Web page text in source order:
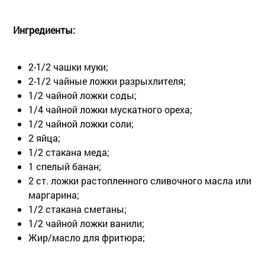
Ингредиенты:
2-1/2 чашки муки;
2-1/2 чайные ложки разрыхлителя;
1/2 чайной ложки соды;
1/4 чайной ложки мускатного ореха;
1/2 чайной ложки соли;
2 яйца;
1/2 стакана меда;
1 спелый банан;
2 ст. ложки растопленного сливочного масла или
маргарина;
1/2 стакана сметаны;
1/2 чайной ложки ванили;
Жир/масло для фритюра;